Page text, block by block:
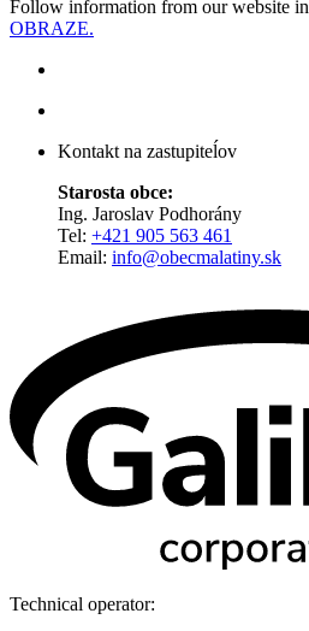
Follow information from our website in
OBRAZE.
Kontakt na zastupiteĺov
Starosta obce:
Ing. Jaroslav Podhorány
Tel: +421 905 563 461
Email: info@obecmalatiny.sk
Technical operator: